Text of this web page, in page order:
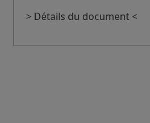
> Détails du document <